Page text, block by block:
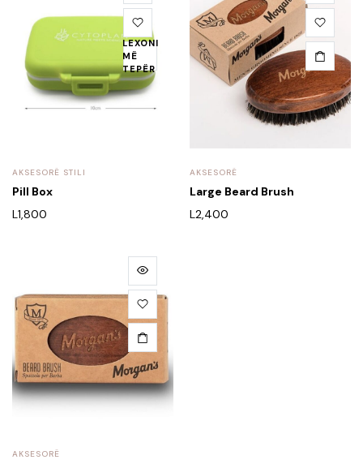
LEXONI
MË
TEPËR
AKSESORË STILI
Pill Box
L1,800
AKSESORË
Large Beard Brush
L2,400
AKSESORË